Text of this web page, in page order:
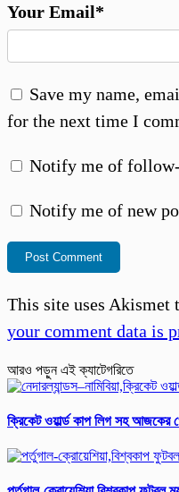
Your Email*
Save my name,
for the next time I
Notify me of
Notify me of new
This site uses Akismet
your comment data is
আরও পড়ুন এই ক্যাটেগরিতে
ক্রিকেট ওয়ার্ল্ড কাপ লিগ সহ